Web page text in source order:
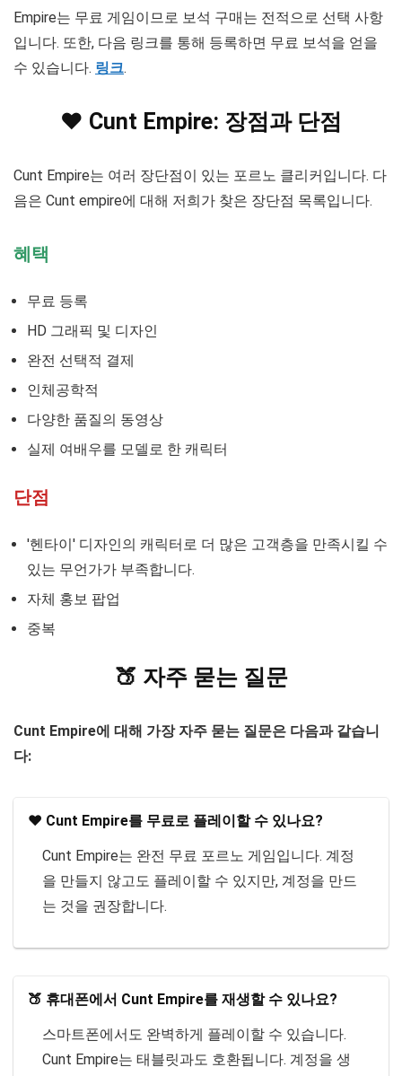
Empire는 무료 게임이므로 보석 구매는 전적으로 선택 사항
입니다. 또한, 다음 링크를 통해 등록하면 무료 보석을 얻을
수 있습니다. 링크.
❤️ Cunt Empire: 장점과 단점
Cunt Empire는 여러 장단점이 있는 포르노 클리커입니다. 다
음은 Cunt empire에 대해 저희가 찾은 장단점 목록입니다.
혜택
무료 등록
HD 그래픽 및 디자인
완전 선택적 결제
인체공학적
다양한 품질의 동영상
실제 여배우를 모델로 한 캐릭터
단점
'헨타이' 디자인의 캐릭터로 더 많은 고객층을 만족시킬 수
있는 무언가가 부족합니다.
자체 홍보 팝업
중복
🍑 자주 묻는 질문
Cunt Empire에 대해 가장 자주 묻는 질문은 다음과 같습니
다:
❤️ Cunt Empire를 무료로 플레이할 수 있나요?
Cunt Empire는 완전 무료 포르노 게임입니다. 계정
을 만들지 않고도 플레이할 수 있지만, 계정을 만드
는 것을 권장합니다.
🍑 휴대폰에서 Cunt Empire를 재생할 수 있나요?
스마트폰에서도 완벽하게 플레이할 수 있습니다.
Cunt Empire는 태블릿과도 호환됩니다. 계정을 생